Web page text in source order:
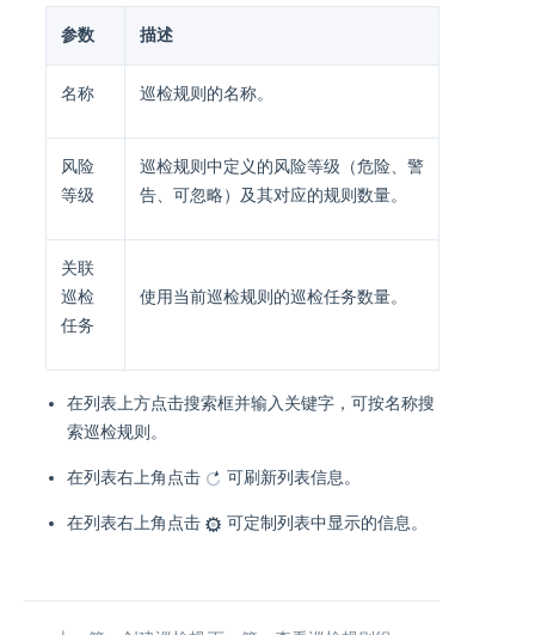
参数 描述
名称 巡检规则的名称。
风险
等级
巡检规则中定义的风险等级（危险、警
告、可忽略）及其对应的规则数量。
关联
巡检
任务
使用当前巡检规则的巡检任务数量。
在列表上方点击搜索框并输入关键字，可按名称搜
索巡检规则。
在列表右上角点击 可刷新列表信息。
在列表右上角点击 可定制列表中显示的信息。